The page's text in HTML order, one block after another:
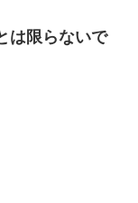
は限らないで